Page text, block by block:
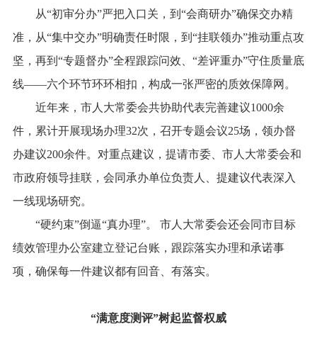
从“初审分办”严把入口关，到“会商研办”确保交办精
准，从“集中交办”明确责任时限，到“挂联领办”推动重点攻
坚，再到“专题督办”全程跟踪问效、“差评重办”守住质量底
线——六个环节环环相扣，构成一张严密的质效保障网。
近年来，市人大常委会共协助代表完善建议1000余
件，累计开展现场办理32次，召开专题会议25场，领办督
办建议200余件。对重点建议，提请市委、市人大常委会和
市政府领导挂联，会同承办单位负责人、提建议代表深入
一线现场研究。
“硬约束”倒逼“真办理”。 市人大常委会还会同市目标
绩效管理办公室建立登记台账，跟踪落实办理和承诺事
项，确保每一件建议都有回音、有落实。
“满意度测评”树起监督权威